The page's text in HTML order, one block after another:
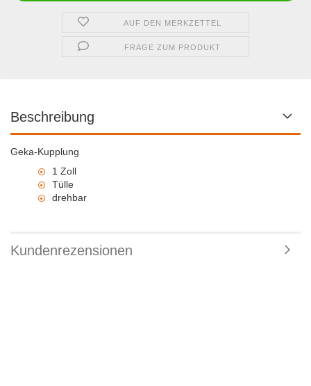
AUF DEN MERKZETTEL
FRAGE ZUM PRODUKT
Beschreibung
Geka-Kupplung
1 Zoll
Tülle
drehbar
Kundenrezensionen